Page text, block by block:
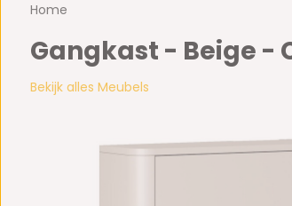
Home
Gangkast - Beige -
Bekijk alles Meubels